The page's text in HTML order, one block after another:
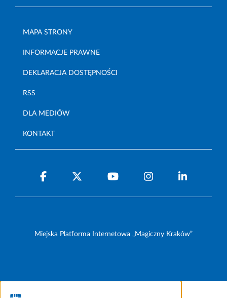
MAPA STRONY
INFORMACJE PRAWNE
DEKLARACJA DOSTĘPNOŚCI
RSS
DLA MEDIÓW
KONTAKT
Miejska Platforma Internetowa „Magiczny Kraków”